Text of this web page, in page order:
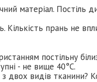
матеріал. Постіль
Кількість прань не
постільну
- не вище 40°C.
двох видів тканини?